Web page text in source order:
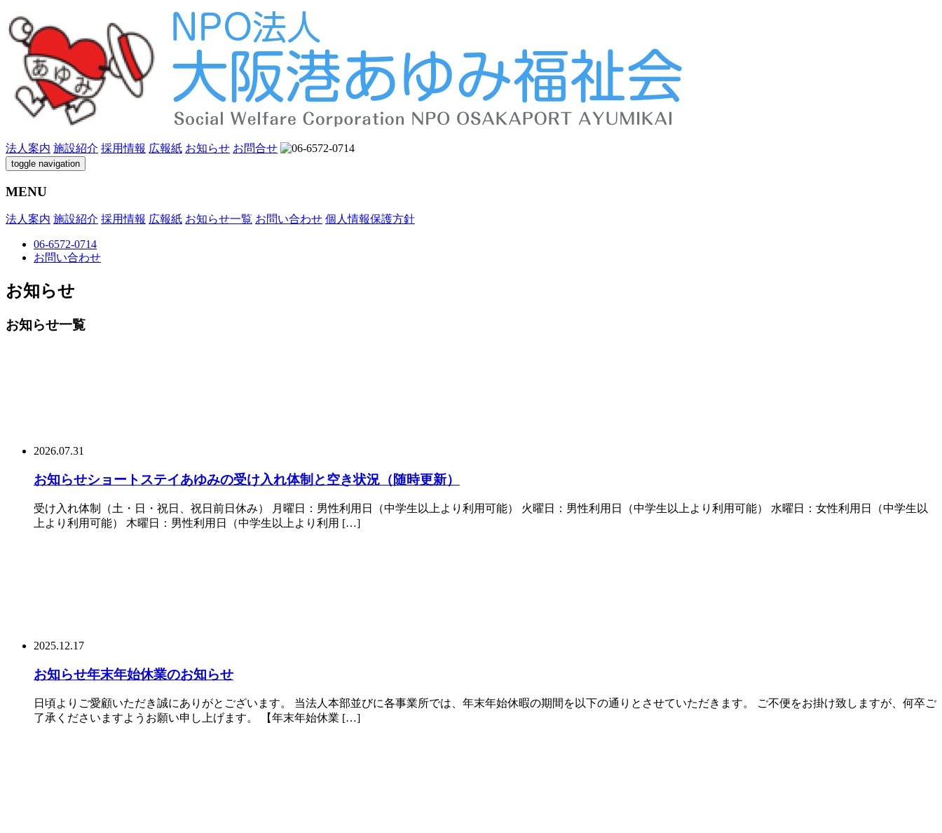
法人案内 施設紹介 採用情報 広報紙 お知らせ お問合せ
toggle navigation
MENU
法人案内 施設紹介 採用情報 広報紙 お知らせ一覧 お問い合わせ 個人情報保護方針
06-6572-0714
お問い合わせ
お知らせ
お知らせ一覧
2026.07.31
お知らせショートステイあゆみの受け入れ体制と空き状況（随時更新）
受け入れ体制（土・日・祝日、祝日前日休み） 月曜日：男性利用日（中学生以上より利用可能） 火曜日：男性利用日（中学生以上より利用可能） 水曜日：女性利用日（中学生以
上より利用可能） 木曜日：男性利用日（中学生以上より利用 […]
2025.12.17
お知らせ年末年始休業のお知らせ
日頃よりご愛顧いただき誠にありがとございます。 当法人本部並びに各事業所では、年末年始休暇の期間を以下の通りとさせていただきます。 ご不便をお掛け致しますが、何卒ご
了承くださいますようお願い申し上げます。 【年末年始休業 […]